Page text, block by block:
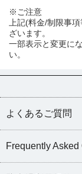
※ご注意
上記(料金/制限事
ざいます。
一部表示と変更に
い。
よくあるご質問
Frequently Asked